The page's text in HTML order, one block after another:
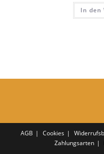
In den
AGB Cookies
Zahlungsarten